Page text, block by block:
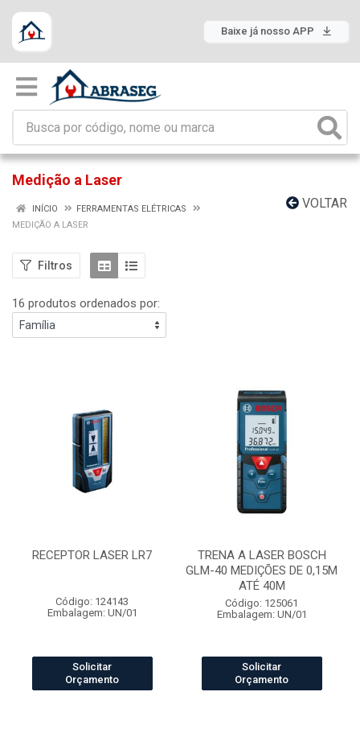
Baixe já nosso APP
Medição a Laser
VOLTAR
INÍCIO
FERRAMENTAS ELÉTRICAS
MEDIÇÃO A LASER
Filtros
16 produtos ordenados por:
RECEPTOR LASER LR7
Código: 124143
Embalagem: UN/01
Solicitar
Orçamento
TRENA A LASER BOSCH
GLM-40 MEDIÇÕES DE 0,15M
ATÉ 40M
Código: 125061
Embalagem: UN/01
Solicitar
Orçamento